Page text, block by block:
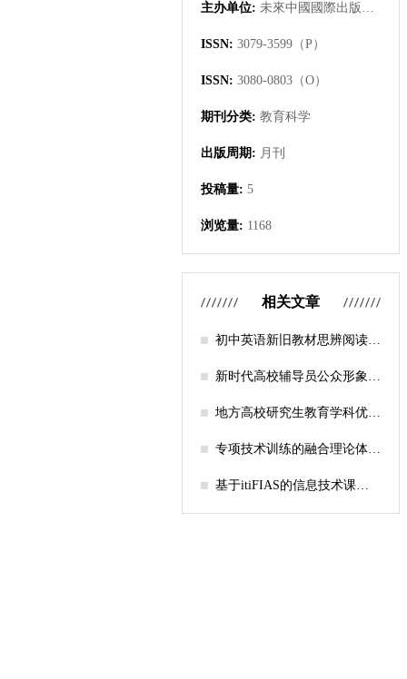
主办单位: 未來中國國際出版集團有限公司
ISSN: 3079-3599（P）
ISSN: 3080-0803（O）
期刊分类: 教育科学
出版周期: 月刊
投稿量: 5
浏览量: 1168
相关文章
初中英语新旧教材思辨阅读任
新时代高校辅导员公众形象塑
地方高校研究生教育学科优化
径探析
专项技术训练的融合理论体系
基于itiFIAS的信息技术课堂